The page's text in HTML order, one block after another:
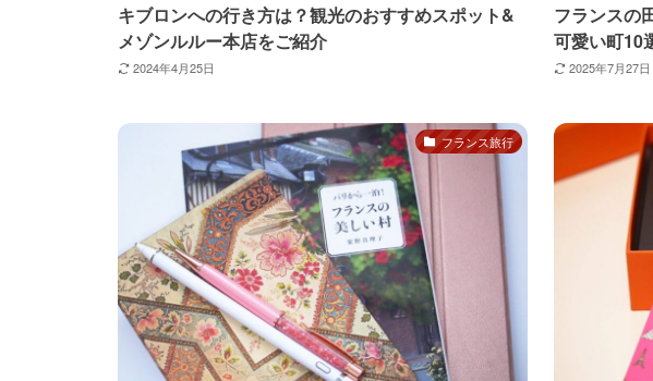
キブロンへの行き方は？観光のおすすめスポット&
メゾンルルー本店をご紹介
2024年4月25日
フランスの
可愛い町10
2025年7月27日
フランス旅行